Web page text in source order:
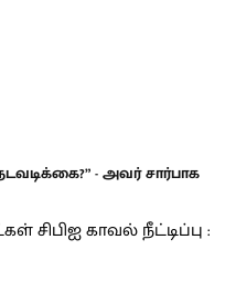
- அவர் சார்பாக